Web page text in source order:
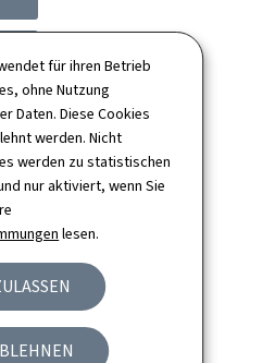
für ihren Betrieb
ohne Nutzung
Daten. Diese Cookies
werden. Nicht
werden zu statistischen
nur aktiviert, wenn Sie
lesen.